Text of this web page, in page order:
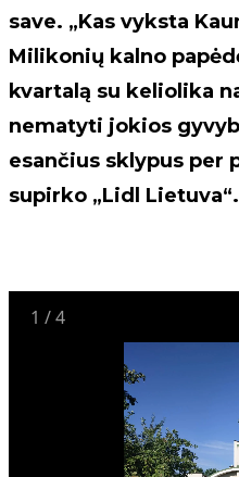
save. „Kas vyksta
Milikonių kalno
kvartalą su keliolika
nematyti jokios
esančius sklypus per
supirko „Lidl Lietuva“.
1 /4